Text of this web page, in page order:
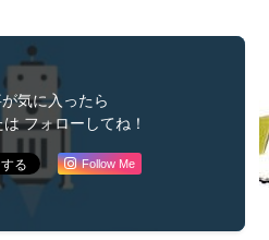
気に入ったら
フォローしてね！
Follow Me